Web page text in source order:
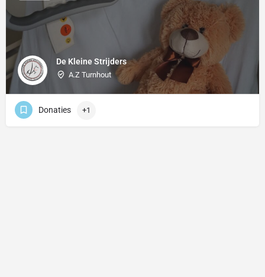
De Kleine Strijders
A.Z Turnhout
Donaties +1